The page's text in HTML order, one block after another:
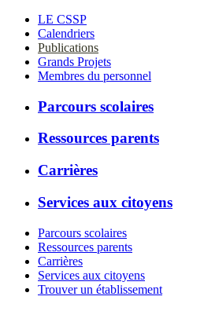
LE CSSP
Calendriers
Publications
Grands Projets
Membres du personnel
Parcours scolaires
Ressources parents
Carrières
Services aux citoyens
Parcours scolaires
Ressources parents
Carrières
Services aux citoyens
Trouver un établissement